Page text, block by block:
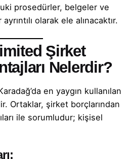
prosedürler, belgeler ve
olarak ele alınacaktır.
Şirket
Nelerdir?
en yaygın kullanılan
Ortaklar, şirket borçlarından
ile sorumludur; kişisel